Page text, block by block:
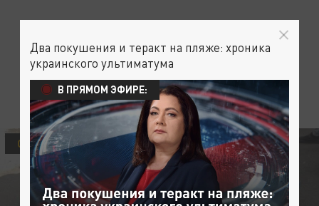
ОБЩЕСТВО
Два покушения и теракт на пляже: хроника
украинского ультиматума
В ПРЯМОМ ЭФИРЕ: